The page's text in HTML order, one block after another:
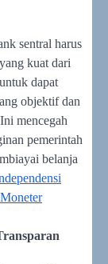
sentral harus
kuat dari
dapat
objektif dan
mencegah
pemerintah
belanja